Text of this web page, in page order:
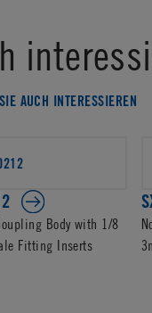
AUCH INTERESSIEREN
Body with 1/8
Fitting Inserts